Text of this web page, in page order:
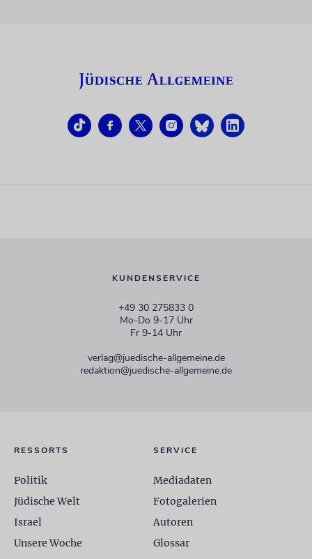
KUNDENSERVICE
+49 30 275833 0
Mo-Do 9-17 Uhr
Fr 9-14 Uhr
verlag@juedische-allgemeine.de
redaktion@juedische-allgemeine.de
RESSORTS
Politik
Jüdische Welt
Israel
Unsere Woche
SERVICE
Mediadaten
Fotogalerien
Autoren
Glossar